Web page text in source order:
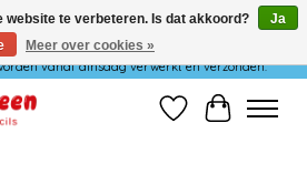
Bestellingen die in het weekend of op
vanaf dinsdag verwerkt en verzonden.
Verlanglijst
website te verbeteren. Is dat akkoord?
Ja
Meer over cookies »